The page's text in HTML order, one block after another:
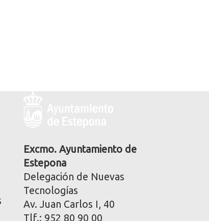
corporativa
Excmo. Ayuntamiento de
Estepona
Delegación de Nuevas
Tecnologías
Av. Juan Carlos I, 40
Tlf.: 952 80 90 00